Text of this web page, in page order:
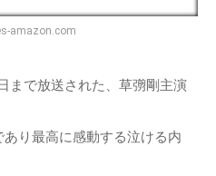
amazon.com
まで放送された、草彅剛主演
あり最高に感動する泣ける内